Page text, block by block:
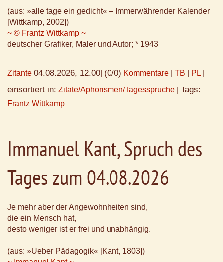
(aus: »alle tage ein gedicht« – Immerwährender Kalender
[Wittkamp, 2002])
~ © Frantz Wittkamp ~
deutscher Grafiker, Maler und Autor; * 1943
Zitante 04.08.2026, 12.00 (0/0) Kommentare TB PL
einsortiert in: Zitate/Aphorismen/Tagessprüche Tags:
Frantz Wittkamp
Immanuel Kant, Spruch des
Tages zum 04.08.2026
Je mehr aber der Angewohnheiten sind,
die ein Mensch hat,
desto weniger ist er frei und unabhängig.
(aus: »Ueber Pädagogik« [Kant, 1803])